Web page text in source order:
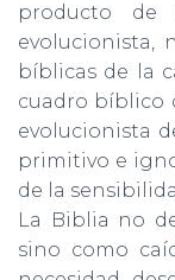
producto de
evolucionista,
bíblicas de la
cuadro bíblico
evolucionista
primitivo e
de la
La Biblia no
sino como